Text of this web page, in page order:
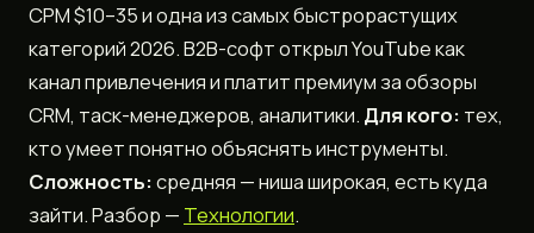
CPM $10–35 и одна из самых быстрорастущих
категорий 2026. B2B-софт открыл YouTube как
канал привлечения и платит премиум за обзоры
CRM, таск-менеджеров, аналитики. Для кого: тех,
кто умеет понятно объяснять инструменты.
Сложность:средняя — ниша широкая, есть куда
зайти. Разбор — Технологии.